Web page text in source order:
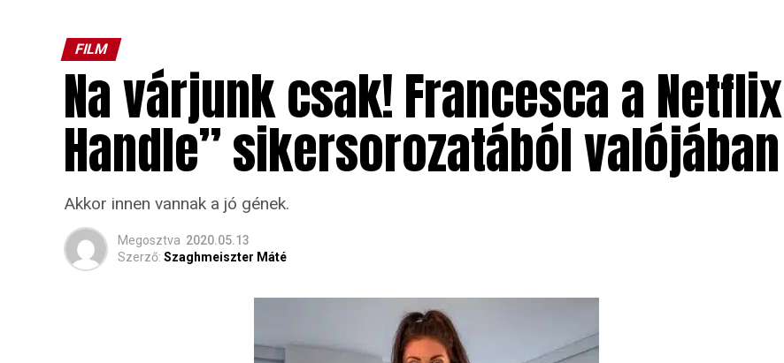
FILM
Na várjunk csak! Francesca a
Handle” sikersorozatából
Akkor innen vannak a jó gének.
Megosztva 2020.05.13
Szerző: Szaghmeiszter Máté